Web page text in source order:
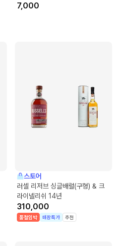
7,000
스토어
러셀 리저브 싱글배럴(구형) & 크
라이넬리쉬 14년
310,000
품절임박 매장특가 추천